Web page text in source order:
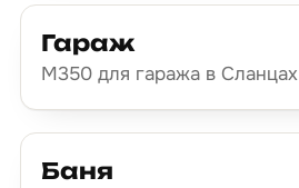
Гараж
М350 для гаража в Сланцах
Баня